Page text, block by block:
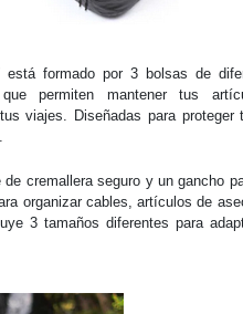
está formado por 3 bolsas de
permiten mantener tus
viajes. Diseñadas para proteger
cremallera seguro y un gancho
organizar cables, artículos de
3 tamaños diferentes para